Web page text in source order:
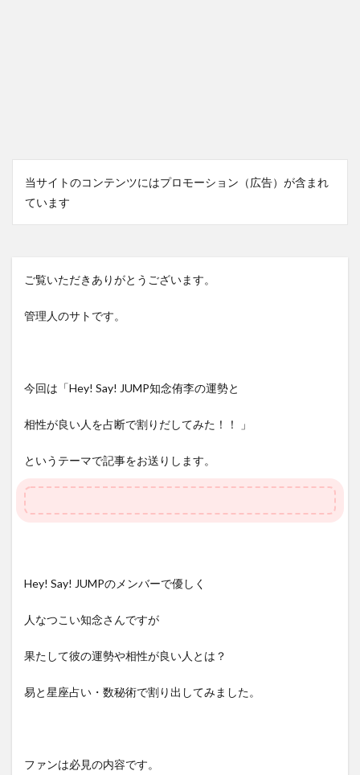
当サイトのコンテンツにはプロモーション（広告）が含まれ
ています
ご覧いただきありがとうございます。
管理人のサトです。
今回は「Hey! Say! JUMP知念侑李の運勢と
相性が良い人を占断で割りだしてみた！！ 」
というテーマで記事をお送りします。
Hey! Say! JUMPのメンバーで優しく
人なつこい知念さんですが
果たして彼の運勢や相性が良い人とは？
易と星座占い・数秘術で割り出してみました。
ファンは必見の内容です。